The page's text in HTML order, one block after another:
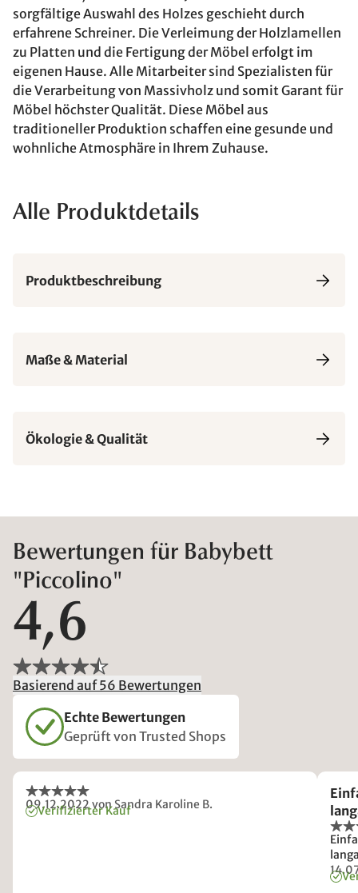
sorgfältige Auswahl des Holzes geschieht durch
erfahrene Schreiner. Die Verleimung der Holzlamellen
zu Platten und die Fertigung der Möbel erfolgt im
eigenen Hause. Alle Mitarbeiter sind Spezialisten für
die Verarbeitung von Massivholz und somit Garant für
Möbel höchster Qualität. Diese Möbel aus
traditioneller Produktion schaffen eine gesunde und
wohnliche Atmosphäre in Ihrem Zuhause.
Alle Produktdetails
Produktbeschreibung
Maße & Material
Ökologie & Qualität
Bewertungen für Babybett
"Piccolino"
4,6
Basierend auf 56 Bewertungen
Echte Bewertungen
Geprüft von Trusted Shops
09.12.2022von Sandra Karoline B.
Verifizierter Kauf